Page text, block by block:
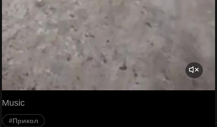
Music
#Прикол